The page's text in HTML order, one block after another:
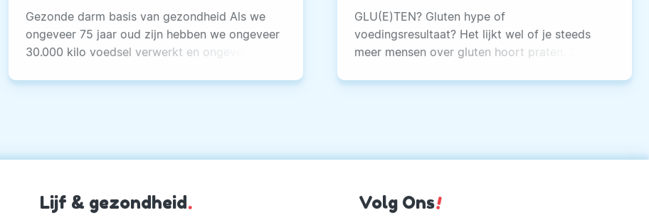
Gezonde darm basis van gezondheid Als we
ongeveer 75 jaar oud zijn hebben we ongeveer
30.000 kilo voedsel verwerkt en ongeveer 40.
GLU(E)TEN? Gluten hype of
voedingsresultaat? Het lijkt wel of je steeds
meer mensen over gluten hoort praten. Zelfs
gebruiken.
Lijf & gezondheid. Volg Ons!